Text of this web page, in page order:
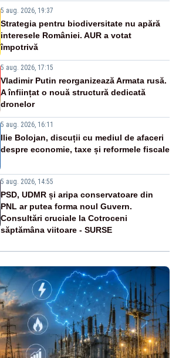
5 aug. 2026, 19:37
Strategia pentru biodiversitate nu apără
interesele României. AUR a votat
împotrivă
5 aug. 2026, 17:15
Vladimir Putin reorganizează Armata rusă.
A înființat o nouă structură dedicată
dronelor
5 aug. 2026, 16:11
Ilie Bolojan, discuții cu mediul de afaceri
despre economie, taxe și reformele fiscale
5 aug. 2026, 14:55
PSD, UDMR și aripa conservatoare din
PNL ar putea forma noul Guvern.
Consultări cruciale la Cotroceni
săptămâna viitoare - SURSE